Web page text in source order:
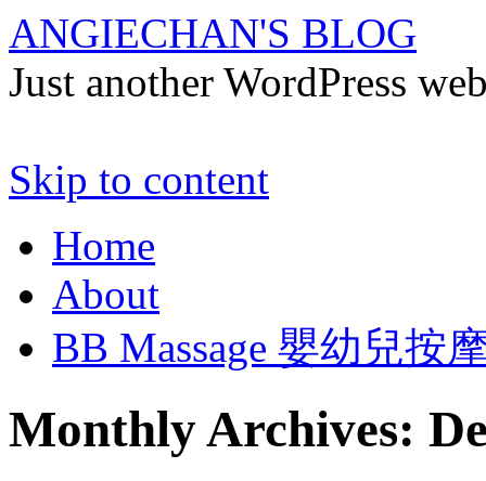
ANGIECHAN'S BLOG
Just another WordPress
Skip to content
Home
About
BB Massage 嬰幼兒按
Monthly Archives: